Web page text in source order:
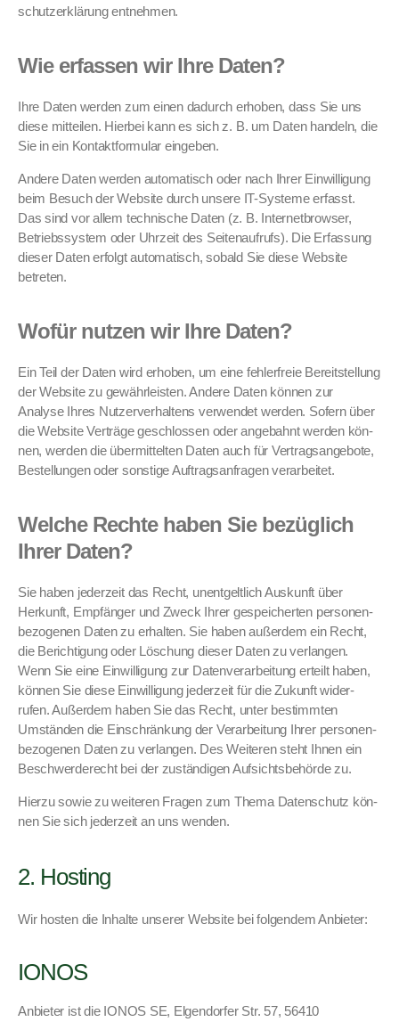
schutzerk­lärung ent­nehmen.
Wie erfassen wir Ihre Daten?
Ihre Dat­en wer­den zum einen dadurch erhoben, dass Sie uns
diese mit­teilen. Hier­bei kann es sich z. B. um Dat­en han­deln, die
Sie in ein Kon­tak­t­for­mu­lar eingeben.
Andere Dat­en wer­den automa­tisch oder nach Ihrer Ein­willi­gung
beim Besuch der Web­site durch unsere IT-Sys­teme erfasst.
Das sind vor allem tech­nis­che Dat­en (z. B. Inter­net­brows­er,
Betrieb­ssys­tem oder Uhrzeit des Seit­e­naufrufs). Die Erfas­sung
dieser Dat­en erfol­gt automa­tisch, sobald Sie diese Web­site
betreten.
Wofür nutzen wir Ihre Daten?
Ein Teil der Dat­en wird erhoben, um eine fehler­freie Bere­it­stel­lung
der Web­site zu gewährleis­ten. Andere Dat­en kön­nen zur
Analyse Ihres Nutzerver­hal­tens ver­wen­det wer­den. Sofern über
die Web­site Verträge geschlossen oder ange­bah­nt wer­den kön­
nen, wer­den die über­mit­tel­ten Dat­en auch für Ver­tragsange­bote,
Bestel­lun­gen oder son­stige Auf­tragsan­fra­gen ver­ar­beit­et.
Welche Rechte haben Sie bezüglich
Ihrer Daten?
Sie haben jed­erzeit das Recht, unent­geltlich Auskun­ft über
Herkun­ft, Empfänger und Zweck Ihrer gespe­icherten per­so­n­en­
be­zo­ge­nen Dat­en zu erhal­ten. Sie haben außer­dem ein Recht,
die Berich­ti­gung oder Löschung dieser Dat­en zu ver­lan­gen.
Wenn Sie eine Ein­willi­gung zur Daten­ver­ar­beitung erteilt haben,
kön­nen Sie diese Ein­willi­gung jed­erzeit für die Zukun­ft wider­
rufen. Außer­dem haben Sie das Recht, unter bes­timmten
Umstän­den die Ein­schränkung der Ver­ar­beitung Ihrer per­so­n­en­
be­zo­ge­nen Dat­en zu ver­lan­gen. Des Weit­eren ste­ht Ihnen ein
Beschw­erderecht bei der zuständi­gen Auf­sichts­be­hörde zu.
Hierzu sowie zu weit­eren Fra­gen zum The­ma Daten­schutz kön­
nen Sie sich jed­erzeit an uns wen­den.
2. Hosting
Wir hosten die Inhalte unser­er Web­site bei fol­gen­dem Anbi­eter:
IONOS
Anbi­eter ist die IONOS SE, Elgen­dor­fer Str. 57, 56410